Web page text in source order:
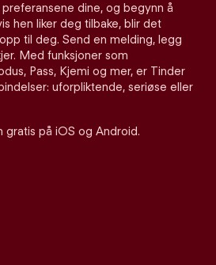
dine, og begynn å
hen liker deg tilbake, blir det
til deg. Send en melding, legg
Med funksjoner som
Pass, Kjemi og mer, er Tinder
uforpliktende, seriøse eller
gratis på iOS og Android.